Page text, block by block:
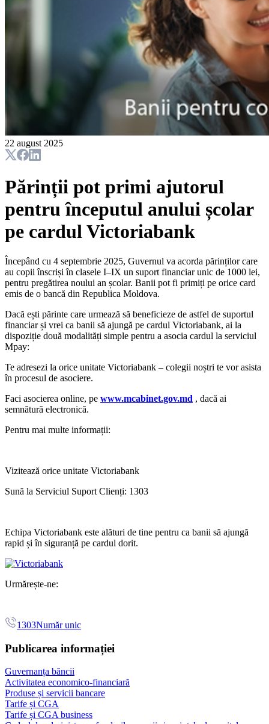
22 august 2025
Părinții pot primi ajutorul
pentru începutul anului școlar
pe cardul Victoriabank
Începând cu 4 septembrie 2025, Guvernul va acorda părinților care
au copii înscriși în clasele I–IX un suport financiar unic de 1000 lei,
pentru pregătirea noului an școlar. Banii pot fi primiți pe orice card
emis de o bancă din Republica Moldova.
Dacă ești părinte care urmează să beneficieze de astfel de suportul
financiar și vrei ca banii să ajungă pe cardul Victoriabank, ai la
dispoziție două modalități simple pentru a asocia cardul la serviciul
Mpay:
Te adresezi la orice unitate Victoriabank – colegii noștri te vor asista
în procesul de asociere.
Faci asocierea online, pe www.mcabinet.gov.md , dacă ai
semnătură electronică.
Pentru mai multe informații:
Vizitează orice unitate Victoriabank
Sună la Serviciul Suport Clienți: 1303
Echipa Victoriabank este alături de tine pentru ca banii să ajungă
rapid și în siguranță pe cardul dorit.
Urmărește-ne:
1303Număr unic
Publicarea informației
Guvernanța băncii
Activitatea economico-financiară
Produse și servicii bancare
Tarife și CGA
Tarife și CGA business